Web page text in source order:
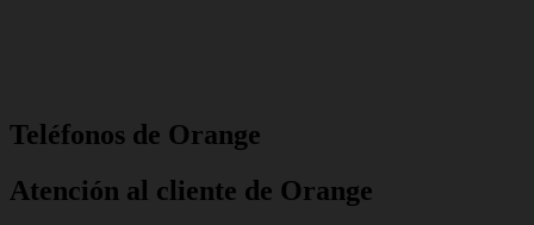
Teléfonos de Orange
Atención al cliente de Orange